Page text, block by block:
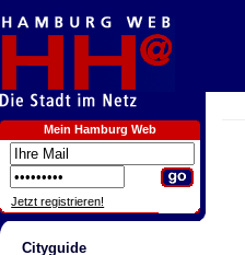
Mein Hamburg Web
Jetzt registrieren!
Cityguide